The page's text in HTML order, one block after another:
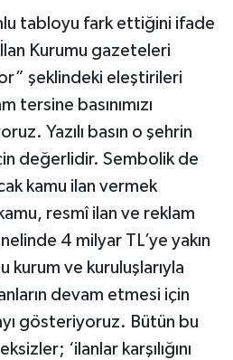
tabloyu fark ettiğini ifade
İlan Kurumu gazeteleri
şeklindeki eleştirileri
tersine basınımızı
Yazılı basın o şehrin
değerlidir. Sembolik de
kamu ilan vermek
resmî ilan ve reklam
4 milyar TL’ye yakın
kurum ve kuruluşlarıyla
devam etmesi için
gösteriyoruz. Bütün bu
‘ilanlar karşılığını